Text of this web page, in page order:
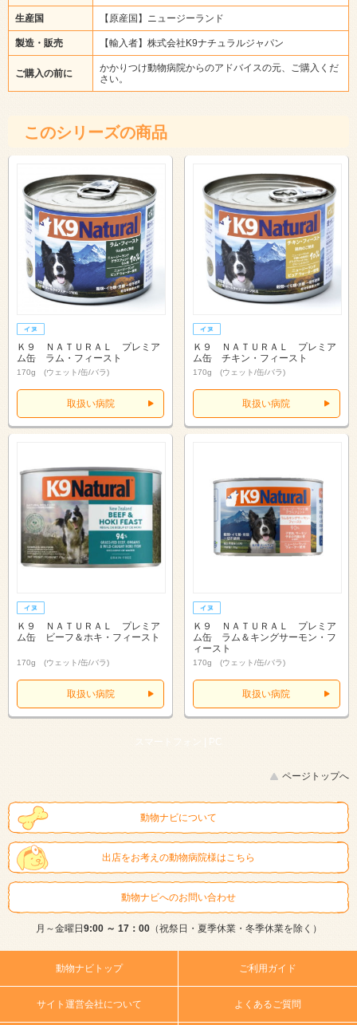
生産国 【原産国】ニュージーランド
製造・販売 【輸入者】株式会社K9ナチュラルジャパン
ご購入の前に
かかりつけ動物病院からのアドバイスの元、ご購入くだ
さい。
このシリーズの商品
Ｋ９ ＮＡＴＵＲＡＬ プレミア
ム缶 ラム・フィースト
170g (ウェット/缶/バラ)
取扱い病院
Ｋ９ ＮＡＴＵＲＡＬ プレミア
ム缶 チキン・フィースト
170g (ウェット/缶/バラ)
取扱い病院
Ｋ９ ＮＡＴＵＲＡＬ プレミア
ム缶 ビーフ＆ホキ・フィースト
170g (ウェット/缶/バラ)
取扱い病院
Ｋ９ ＮＡＴＵＲＡＬ プレミア
ム缶 ラム＆キングサーモン・フ
ィースト
170g (ウェット/缶/バラ)
取扱い病院
スマートフォン | PC
ページトップへ
動物ナビについて
出店をお考えの動物病院様はこちら
動物ナビへのお問い合わせ
月～金曜日9:00 ～ 17：00（祝祭日・夏季休業・冬季休業を除く）
動物ナビトップ ご利用ガイド
サイト運営会社について よくあるご質問